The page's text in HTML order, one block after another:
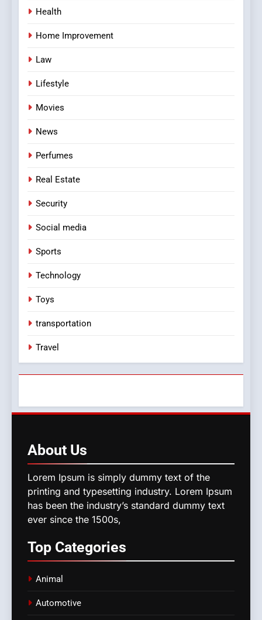
Health
Home Improvement
Law
Lifestyle
Movies
News
Perfumes
Real Estate
Security
Social media
Sports
Technology
Toys
transportation
Travel
About Us
Lorem Ipsum is simply dummy text of the
printing and typesetting industry. Lorem Ipsum
has been the industry’s standard dummy text
ever since the 1500s,
Top Categories
Animal
Automotive